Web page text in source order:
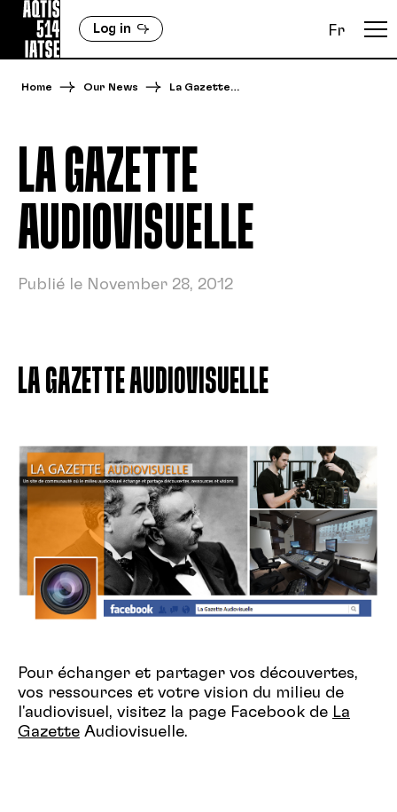
Log in Fr
Home Our News La Gazette…
LA GAZETTE
AUDIOVISUELLE
Publié le November 28, 2012
LA GAZETTE AUDIOVISUELLE
Pour échanger et partager vos découvertes,
vos ressources et votre vision du milieu de
l'audiovisuel, visitez la page Facebook de La
Gazette Audiovisuelle.